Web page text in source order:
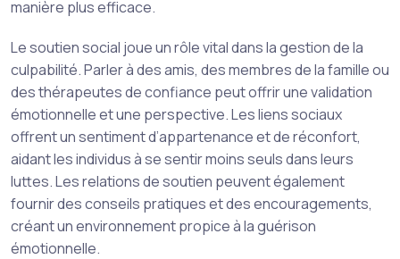
manière plus efficace.
Le soutien social joue un rôle vital dans la gestion de la
culpabilité. Parler à des amis, des membres de la famille ou
des thérapeutes de confiance peut offrir une validation
émotionnelle et une perspective. Les liens sociaux
offrent un sentiment d’appartenance et de réconfort,
aidant les individus à se sentir moins seuls dans leurs
luttes. Les relations de soutien peuvent également
fournir des conseils pratiques et des encouragements,
créant un environnement propice à la guérison
émotionnelle.